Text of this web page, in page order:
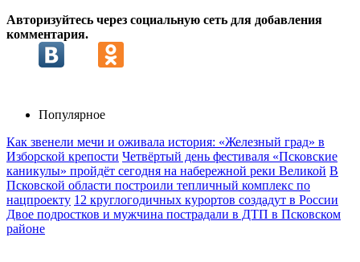
Авторизуйтесь через социальную сеть для добавления
комментария.
Популярное
Как звенели мечи и оживала история: «Железный град» в
Изборской крепости Четвёртый день фестиваля «Псковские
каникулы» пройдёт сегодня на набережной реки Великой В
Псковской области построили тепличный комплекс по
нацпроекту 12 круглогодичных курортов создадут в России
Двое подростков и мужчина пострадали в ДТП в Псковском
районе